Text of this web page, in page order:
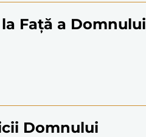
Față a Domnului
Domnului